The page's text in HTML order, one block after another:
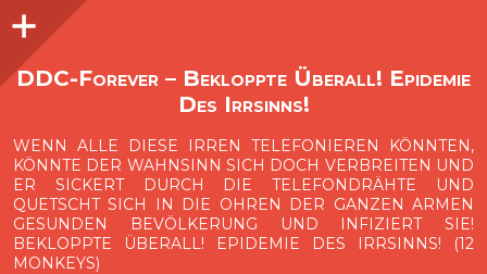
O
p
e
n
i
d
e
b
a
DDC-Forever – Bekloppte Überall! Epidemie
Des Irrsinns!
WENN ALLE DIESE IRREN TELEFONIEREN KÖNNTEN,
KÖNNTE DER WAHNSINN SICH DOCH VERBREITEN UND
ER SICKERT DURCH DIE TELEFONDRÄHTE UND
QUETSCHT SICH IN DIE OHREN DER GANZEN ARMEN
GESUNDEN BEVÖLKERUNG UND INFIZIERT SIE!
BEKLOPPTE ÜBERALL! EPIDEMIE DES IRRSINNS! (12
MONKEYS)
Seitenleiste